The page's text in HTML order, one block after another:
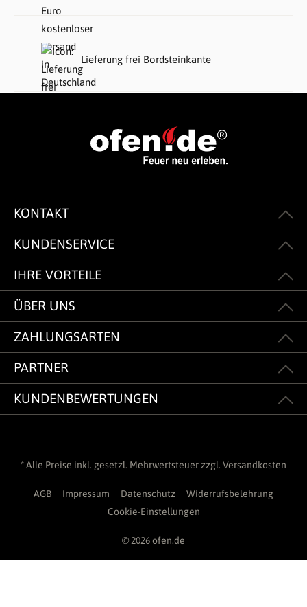
Lieferung frei Bordsteinkante
KONTAKT
KUNDENSERVICE
IHRE VORTEILE
ÜBER UNS
ZAHLUNGSARTEN
PARTNER
KUNDENBEWERTUNGEN
* Alle Preise inkl. gesetzl. Mehrwertsteuer zzgl. Versandkosten
AGB Impressum Datenschutz
Widerrufsbelehrung
Cookie-Einstellungen
© 2026 ofen.de